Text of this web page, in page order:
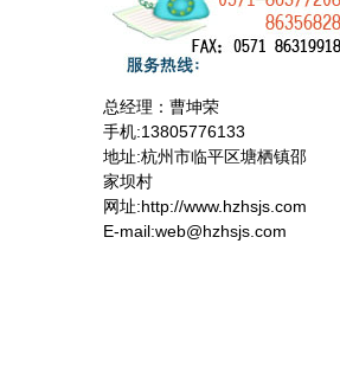
总经理：曹坤荣
手机:13805776133
地址:杭州市临平区塘栖镇邵
家坝村
网址:http://www.hzhsjs.com
E-mail:web@hzhsjs.com